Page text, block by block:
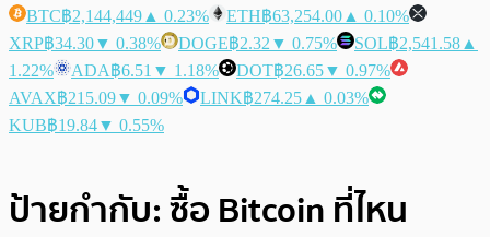
BTC฿2,144,449 ▲ 0.23% ETH฿63,254.00 ▲ 0.10%
XRP฿34.30▼ 0.38% DOGE฿2.32 ▼ 0.75% SOL฿2,541.58 ▲
1.22%
ADA฿6.51 ▼ 1.18% DOT฿26.65▼ 0.97%
AVAX฿215.09▼ 0.09% LINK฿274.25 ▲ 0.03%
KUB฿19.84▼ 0.55%
ป้ายกำกับ:ซื้อ Bitcoin ที่ไหน